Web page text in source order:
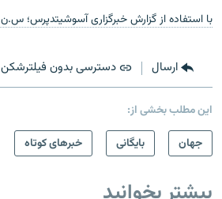
با استفاده از گزارش‌‌‌ خبرگزاری آسوشیتدپرس؛ س.ن ‌
ارسال دسترسی بدون فیلترشکن
این مطلب بخشی از:
جهان
بایگانی خبرهای کوتاه